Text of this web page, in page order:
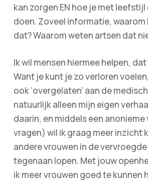
kan zorgen EN hoe je met
doen. Zoveel informatie,
dat? Waarom weten artsen dat
Ik wil mensen hiermee helpen,
Want je kunt je zo verloren
ook ‘overgelaten’ aan de
natuurlijk alleen mijn eigen
daarin, en middels een anonieme
vragen) wil ik graag meer inzicht
andere vrouwen in de
tegenaan lopen. Met jouw
ik meer vrouwen goed te kunnen